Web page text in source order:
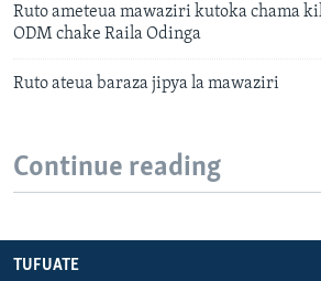
Ruto ameteua mawaziri kutoka chama
ODM chake Raila Odinga
Ruto ateua baraza jipya la mawaziri
Continue reading
TUFUATE